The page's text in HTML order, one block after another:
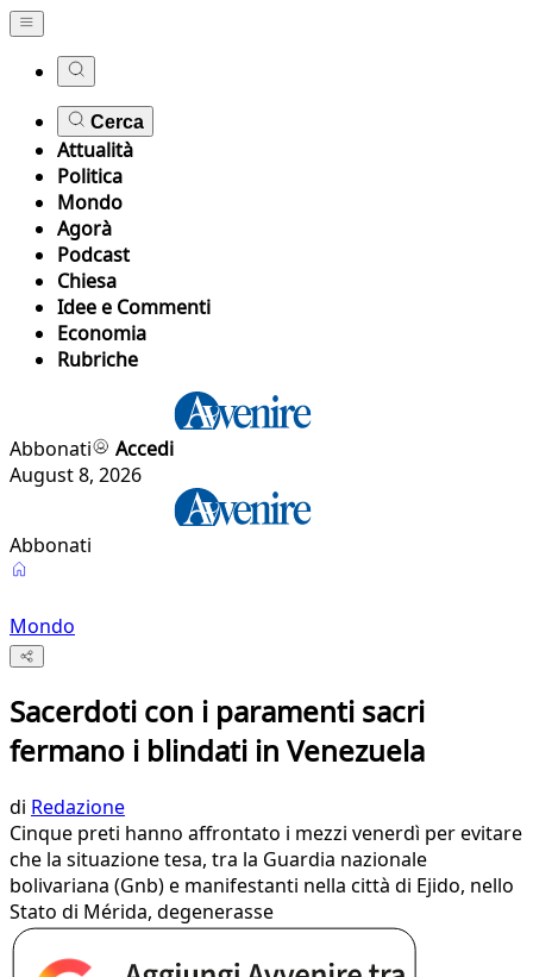
Cerca
Attualità
Politica
Mondo
Agorà
Podcast
Chiesa
Idee e Commenti
Economia
Rubriche
Abbonati
Accedi
August 8, 2026
Abbonati
Mondo
Sacerdoti con i paramenti sacri
fermano i blindati in Venezuela
di Redazione
Cinque preti hanno affrontato i mezzi venerdì per evitare
che la situazione tesa, tra la Guardia nazionale
bolivariana (Gnb) e manifestanti nella città di Ejido, nello
Stato di Mérida, degenerasse